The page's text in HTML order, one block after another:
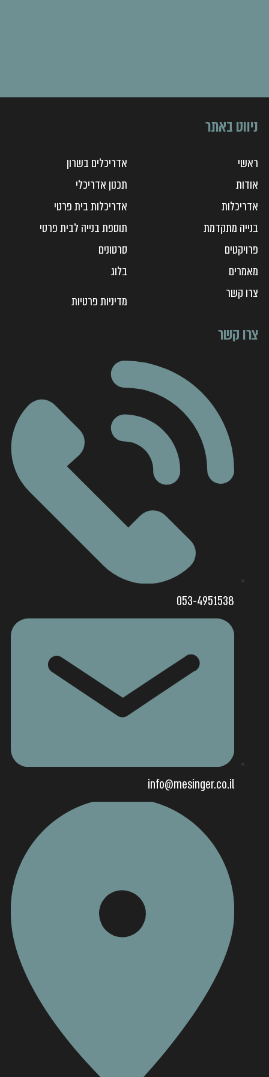
ניווט באתר
ראשי
אודות
אדריכלות
בנייה מתקדמת
פרויקטים
מאמרים
רו קשר
אדריכלים בשרון
תכנון אדריכלי
אדריכלות בית פרטי
תוספת בנייה לבית פרטי
סרטונים
בלוג
מדיניות פרטיות
צרו קשר
053-4951538
info@mesinger.co.il